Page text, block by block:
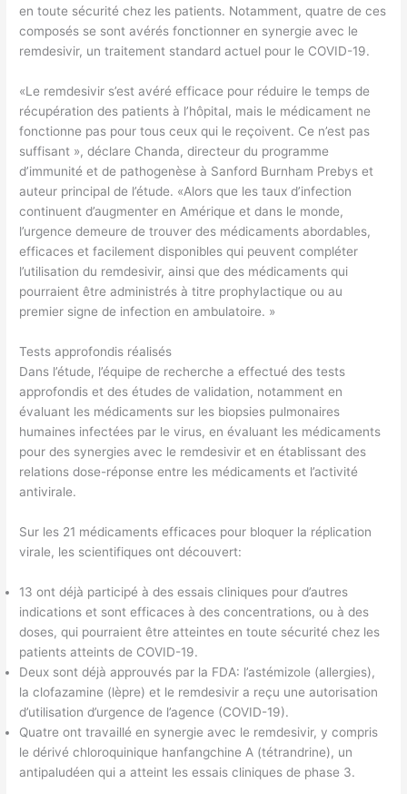
en toute sécurité chez les patients. Notamment, quatre de ces
composés se sont avérés fonctionner en synergie avec le
remdesivir, un traitement standard actuel pour le COVID-19.
«Le remdesivir s’est avéré efficace pour réduire le temps de
récupération des patients à l’hôpital, mais le médicament ne
fonctionne pas pour tous ceux qui le reçoivent. Ce n’est pas
suffisant », déclare Chanda, directeur du programme
d’immunité et de pathogenèse à Sanford Burnham Prebys et
auteur principal de l’étude. «Alors que les taux d’infection
continuent d’augmenter en Amérique et dans le monde,
l’urgence demeure de trouver des médicaments abordables,
efficaces et facilement disponibles qui peuvent compléter
l’utilisation du remdesivir, ainsi que des médicaments qui
pourraient être administrés à titre prophylactique ou au
premier signe de infection en ambulatoire. »
Tests approfondis réalisés
Dans l’étude, l’équipe de recherche a effectué des tests
approfondis et des études de validation, notamment en
évaluant les médicaments sur les biopsies pulmonaires
humaines infectées par le virus, en évaluant les médicaments
pour des synergies avec le remdesivir et en établissant des
relations dose-réponse entre les médicaments et l’activité
antivirale.
Sur les 21 médicaments efficaces pour bloquer la réplication
virale, les scientifiques ont découvert:
13 ont déjà participé à des essais cliniques pour d’autres
indications et sont efficaces à des concentrations, ou à des
doses, qui pourraient être atteintes en toute sécurité chez les
patients atteints de COVID-19.
Deux sont déjà approuvés par la FDA: l’astémizole (allergies),
la clofazamine (lèpre) et le remdesivir a reçu une autorisation
d’utilisation d’urgence de l’agence (COVID-19).
Quatre ont travaillé en synergie avec le remdesivir, y compris
le dérivé chloroquinique hanfangchine A (tétrandrine), un
antipaludéen qui a atteint les essais cliniques de phase 3.